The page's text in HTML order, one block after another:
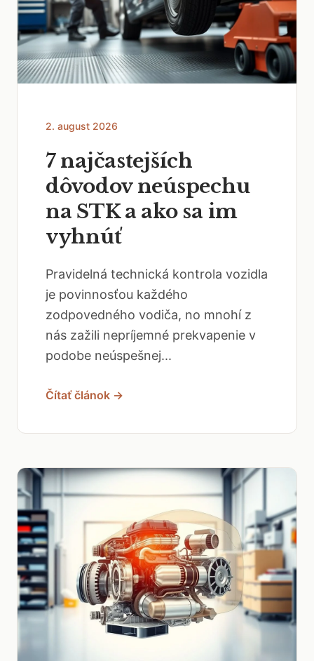
2. august 2026
7 najčastejších
dôvodov neúspechu
na STK a ako sa im
vyhnúť
Pravidelná technická kontrola vozidla
je povinnosťou každého
zodpovedného vodiča, no mnohí z
nás zažili nepríjemné prekvapenie v
podobe neúspešnej...
Čítať článok →